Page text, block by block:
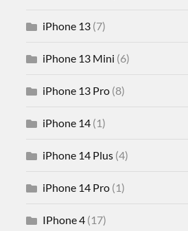
iPhone 13 (7)
iPhone 13 Mini (6)
iPhone 13 Pro (8)
iPhone 14 (1)
iPhone 14 Plus (4)
iPhone 14 Pro (1)
IPhone 4 (17)